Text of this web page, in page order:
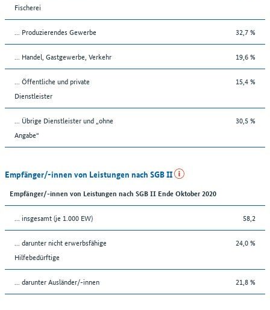
Fischerei
... Produzierendes Gewerbe 32,7 %
... Handel, Gastgewerbe, Verkehr 19,6 %
... Öffentliche und private
Dienstleister
15,4 %
... Übrige Dienstleister und „ohne
Angabe“
30,5 %
Empfänger/-innen von Leistungen nach SGB II
Empfänger/-innen von Leistungen nach SGB II Ende Oktober 2020
... insgesamt (je 1.000 EW) 58,2
... darunter nicht erwerbsfähige
Hilfebedürftige
24,0 %
... darunter Ausländer/-innen 21,8 %